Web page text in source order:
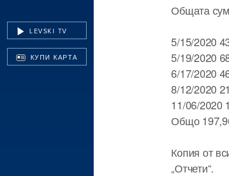
LEVSKI TV
КУПИ КАРТА
Общата
5/15/2020
5/19/2020
6/17/2020
8/12/2020
11/06/2020
Общо
Копия от
„Отчети“.